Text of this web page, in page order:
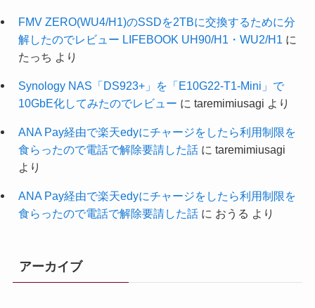
FMV ZERO(WU4/H1)のSSDを2TBに交換するために分
解したのでレビュー LIFEBOOK UH90/H1・WU2/H1 に
たっち より
Synology NAS「DS923+」を「E10G22-T1-Mini」で
10GbE化してみたのでレビュー に taremimiusagi より
ANA Pay経由で楽天edyにチャージをしたら利用制限を
食らったので電話で解除要請した話に taremimiusagi
より
ANA Pay経由で楽天edyにチャージをしたら利用制限を
食らったので電話で解除要請した話に おうる より
アーカイブ